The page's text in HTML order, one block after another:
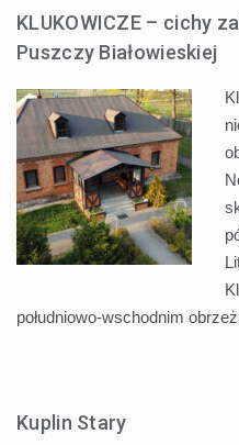
KLUKOWICZE – cichy
Puszczy Białowieskiej
południowo-wschodnim
Kuplin Stary